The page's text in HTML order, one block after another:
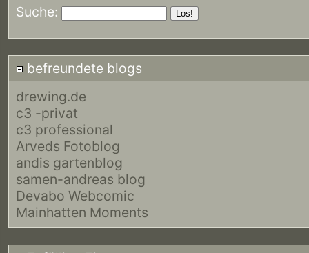
Suche:
befreundete blogs
drewing.de
c3 -privat
c3 professional
Arveds Fotoblog
andis gartenblog
samen-andreas blog
Devabo Webcomic
Mainhatten Moments